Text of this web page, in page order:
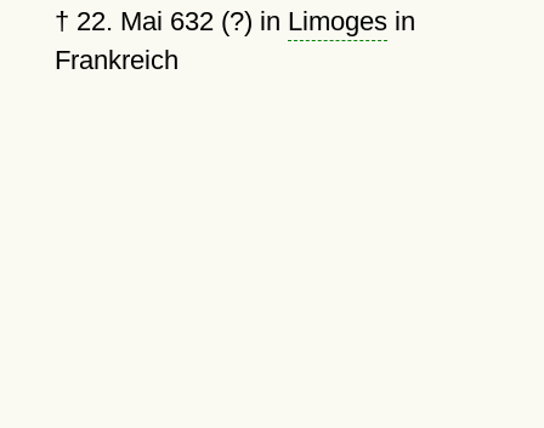
† 22. Mai 632 (?) in Limogesin
Frankreich